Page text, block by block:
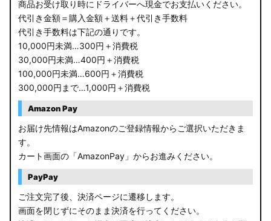
商品お受け取り時にドライバーへ現金でお支払いください。
代引き金額＝購入金額＋送料＋代引き手数料
代引き手数料は下記の通りです。
10,000円未満…300円＋消費税
30,000円未満…400円＋消費税
100,000円未満…600円＋消費税
300,000円まで…1,000円＋消費税
Amazon Pay
お届け先情報はAmazonのご登録情報からご選択いただきま
す。
カート画面の「AmazonPay」からお進みください。
PayPay
ご注文完了後、決済ページに遷移します。
画面を閉じずにそのまま決済を行ってください。